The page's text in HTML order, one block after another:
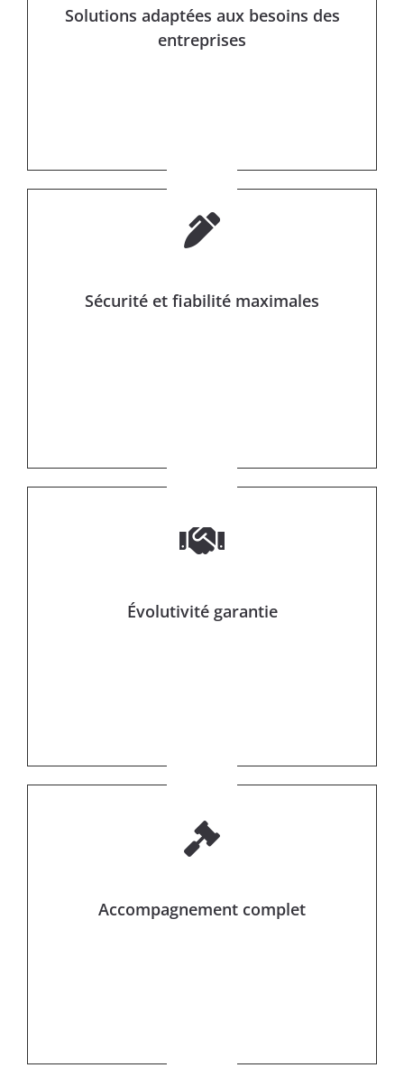
Solutions adaptées aux besoins des
entreprises
Sécurité et fiabilité maximales
Évolutivité garantie
Accompagnement complet